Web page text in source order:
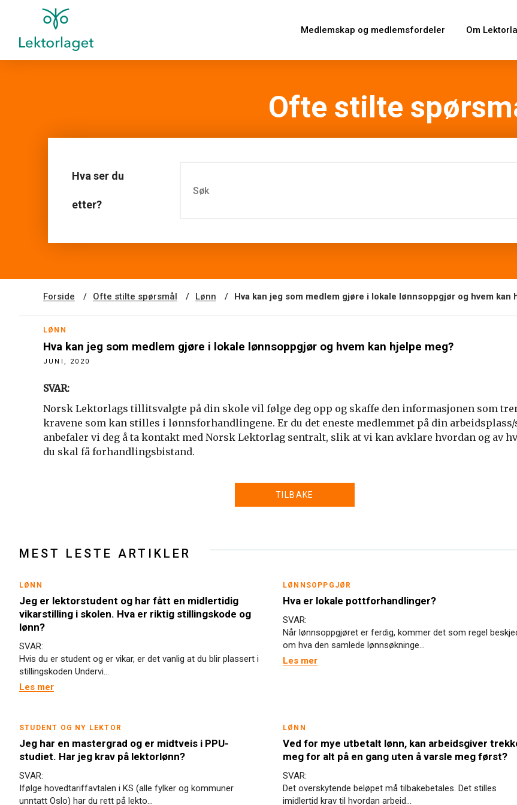
Medlemskap og medlemsfordeler Om
Ofte stilte
Hva ser du
etter?
Forside Ofte stilte spørsmål Lønn Hva kan jeg som medlem gjøre i lokale lønnsoppgjør og hvem kan
LØNN
Hva kan jeg som medlem gjøre i lokale lønnsoppgjør og hvem kan hjelpe meg?
JUNI, 2020
SVAR:
Norsk Lektorlags tillitsvalgte på din skole vil følge deg opp og skaffe den informasjonen som
kravene som kan stilles i lønnsforhandlingene. Er du det eneste medlemmet på din
anbefaler vi deg å ta kontakt med Norsk Lektorlag sentralt, slik at vi kan avklare hvordan og av
du skal få forhandlingsbistand.
TILBAKE
MEST LESTE ARTIKLER
LØNN
Jeg er lektorstudent og har fått en midlertidig
vikarstilling i skolen. Hva er riktig stillingskode og
lønn?
SVAR:
Hvis du er student og er vikar, er det vanlig at du blir plassert i
stillingskoden Undervi...
Les mer
LØNNSOPPGJØR
Hva er lokale pottforhandlinger?
SVAR:
Når lønnsoppgjøret er ferdig, kommer det som regel
om hva den samlede lønnsøkninge...
Les mer
STUDENT OG NY LEKTOR
Jeg har en mastergrad og er midtveis i PPU-
studiet. Har jeg krav på lektorlønn?
SVAR:
Ifølge hovedtariffavtalen i KS (alle fylker og kommuner
unntatt Oslo) har du rett på lekto...
LØNN
Ved for mye utbetalt lønn, kan arbeidsgiver
meg for alt på en gang uten å varsle meg først?
SVAR:
Det overskytende beløpet må tilbakebetales. Det stilles
imidlertid krav til hvordan arbeid...